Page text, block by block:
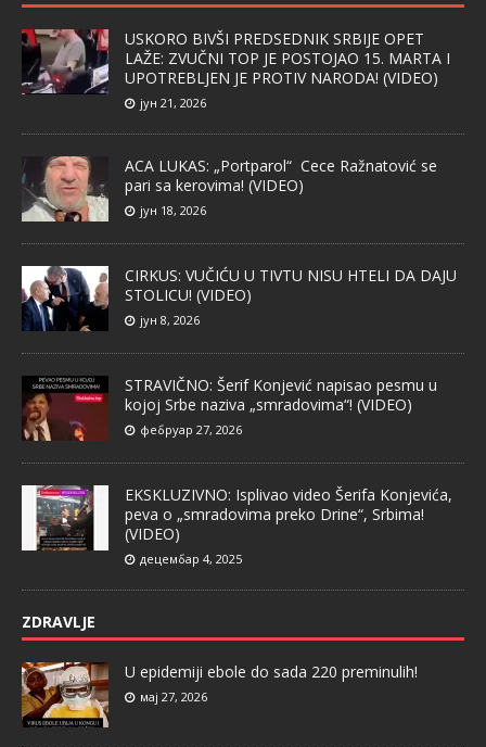
USKORO BIVŠI PREDSEDNIK SRBIJE OPET
LAŽE: ZVUČNI TOP JE POSTOJAO 15. MARTA I
UPOTREBLJEN JE PROTIV NARODA! (VIDEO)
јун 21, 2026
ACA LUKAS: „Portparol“ Cece Ražnatović se
pari sa kerovima! (VIDEO)
јун 18, 2026
CIRKUS: VUČIĆU U TIVTU NISU HTELI DA DAJU
STOLICU! (VIDEO)
јун 8, 2026
STRAVIČNO: Šerif Konjević napisao pesmu u
kojoj Srbe naziva „smradovima“! (VIDEO)
фебруар 27, 2026
EKSKLUZIVNO: Isplivao video Šerifa Konjevića,
peva o „smradovima preko Drine“, Srbima!
(VIDEO)
децембар 4, 2025
ZDRAVLJE
U epidemiji ebole do sada 220 preminulih!
мај 27, 2026